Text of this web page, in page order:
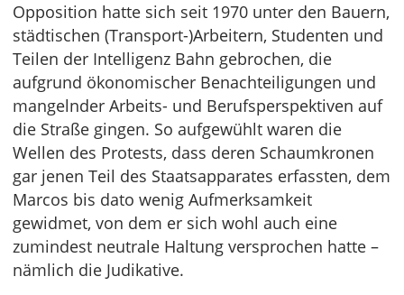
Opposition hatte sich seit 1970 unter den Bauern,
städtischen (Transport-)Arbeitern, Studenten und
Teilen der Intelligenz Bahn gebrochen, die
aufgrund ökonomischer Benachteiligungen und
mangelnder Arbeits- und Berufsperspektiven auf
die Straße gingen. So aufgewühlt waren die
Wellen des Protests, dass deren Schaumkronen
gar jenen Teil des Staatsapparates erfassten, dem
Marcos bis dato wenig Aufmerksamkeit
gewidmet, von dem er sich wohl auch eine
zumindest neutrale Haltung versprochen hatte –
nämlich die Judikative.